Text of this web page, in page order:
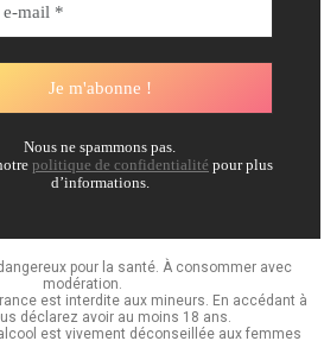
Nous ne spammons pas.
politique de confidentialité pour plus
d’informations.
dangereux pour la santé. À consommer avec
modération.
est interdite aux mineurs. En accédant à
déclarez avoir au moins 18 ans.
est vivement déconseillée aux femmes